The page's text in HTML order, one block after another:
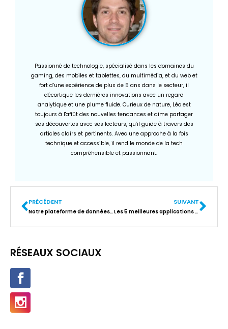
Passionné de technologie, spécialisé dans les domaines du
gaming, des mobiles et tablettes, du multimédia, et du web et
fort d’une expérience de plus de 5 ans dans le secteur, il
décortique les dernières innovations avec un regard
analytique et une plume fluide. Curieux de nature, Léo est
toujours à l'affût des nouvelles tendances et aime partager
ses découvertes avec ses lecteurs, qu’il guide à travers des
articles clairs et pertinents. Avec une approche à la fois
technique et accessible, il rend le monde de la tech
compréhensible et passionnant.
PRÉCÉDENT
Notre plateforme de données avec Docker
SUIVANT
Les 5 meilleures applications Android non disponibles sur Playstore
RÉSEAUX SOCIAUX